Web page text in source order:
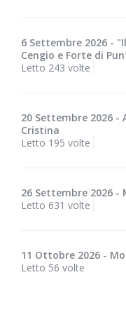
6 Settembre 2026 -
Cengio e Forte di
Letto 243 volte
20 Settembre 2026
Cristina
Letto 195 volte
26 Settembre 2026
Letto 631 volte
11 Ottobre 2026 -
Letto 56 volte